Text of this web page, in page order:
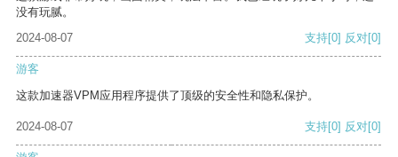
没有玩腻。
2024-08-07
支持[0] 反对[0]
游客
这款加速器VPM应用程序提供了顶级的安全性和隐私保护。
2024-08-07 支持[0] 反对[0]